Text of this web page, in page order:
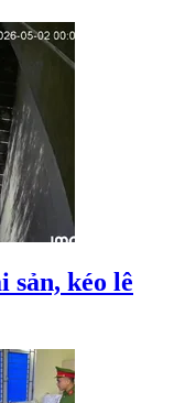
sản, kéo lê